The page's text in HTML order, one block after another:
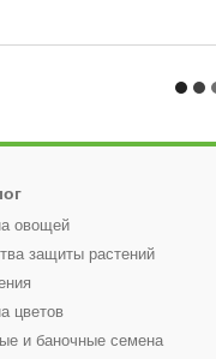
овощей
защиты растений
цветов
и баночные семена